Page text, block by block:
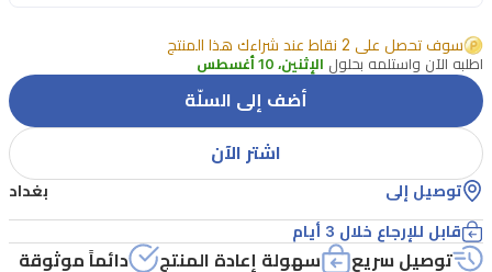
هذه
القلادة
المميزة
التي
تأتي
بتصميم
رأس
سوف تحصل على 2 نقاط عند شراءك هذا المنتج
اطلبه الآن واستلمه بحلول الإثنين، 10 أغسطس
أضف إلى السلّة
اشتر الآن
توصيل إلى بغداد
قابل للإرجاع خلال 3 أيام
توصيل سريع سهولة إعادة المنتج
دائماً موثوقة